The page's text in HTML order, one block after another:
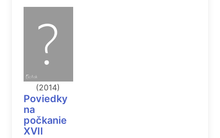
(2014)
Poviedky
na
počkanie
XVII